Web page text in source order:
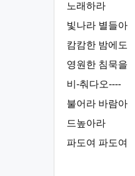
노래하라
빛나라 별들아
캄캄한 밤에도
영원한 침묵을
비-춰다오----
불어라 바람아
드높아라
파도여 파도여